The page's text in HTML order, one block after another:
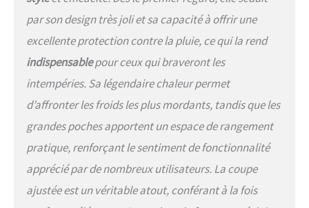
savoir-faire experts. Il s'agit d'un
système de veste d'hiver durable
que vous apprécierez pour les
saisons à venir.
par son design très joli et sa capacité à offrir une
excellente protection contre la pluie, ce qui la rend
indispensablepour ceux qui braveront les
intempéries. Sa légendaire chaleur permet
d’affronter les froids les plus mordants, tandis que les
grandes poches apportent un espace de rangement
pratique, renforçant le sentiment de fonctionnalité
apprécié par de nombreux utilisateurs. La coupe
ajustée est un véritable atout, conférant à la fois